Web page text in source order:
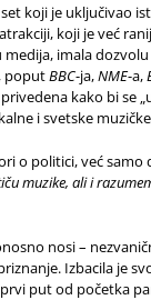
koji je uključivao
koji je već
imala
poputBBC-ja,NME-a,
kako bi se
i svetske
o politici, već samo
muzike, ali i
nosi –
Izbacila je
put od početka